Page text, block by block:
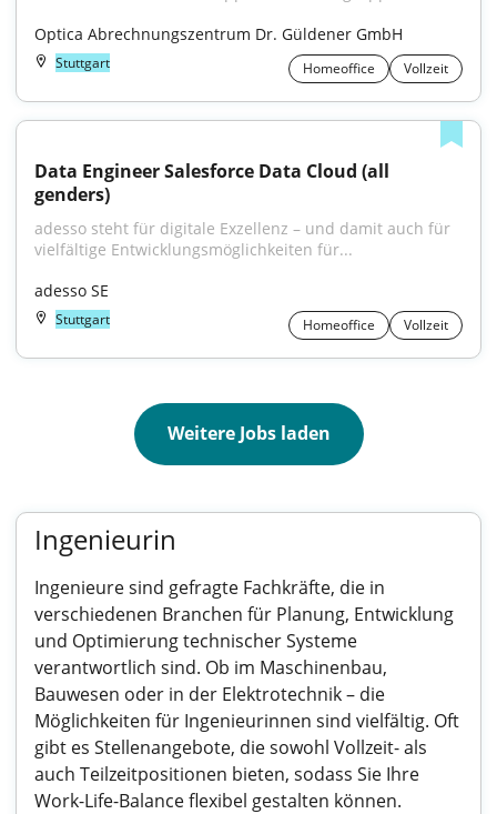
Optica Abrechnungszentrum Dr. Güldener GmbH
Stuttgart Homeoffice Vollzeit
Data Engineer Salesforce Data Cloud (all
genders)
adesso steht für digitale Exzellenz – und damit auch für
vielfältige Entwicklungsmöglichkeiten für...
adesso SE
Stuttgart Homeoffice Vollzeit
Weitere Jobs laden
Ingenieurin
Ingenieure sind gefragte Fachkräfte, die in
verschiedenen Branchen für Planung, Entwicklung
und Optimierung technischer Systeme
verantwortlich sind. Ob im Maschinenbau,
Bauwesen oder in der Elektrotechnik – die
Möglichkeiten für Ingenieurinnen sind vielfältig. Oft
gibt es Stellenangebote, die sowohl Vollzeit- als
auch Teilzeitpositionen bieten, sodass Sie Ihre
Work-Life-Balance flexibel gestalten können.